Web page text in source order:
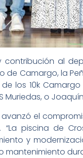
al
de Camargo, la
los 10k
Muriedas, o
el
piscina de
y
mantenimiento